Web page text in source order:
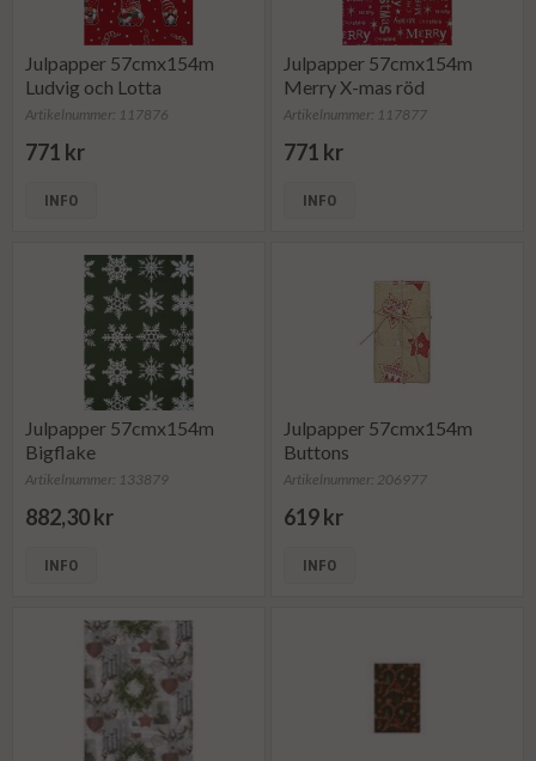
Julpapper 57cmx154m
Ludvig och Lotta
Artikelnummer: 117876
771 kr
INFO
Julpapper 57cmx154m
Merry X-mas röd
Artikelnummer: 117877
771 kr
INFO
Julpapper 57cmx154m
Bigflake
Artikelnummer: 133879
882,30 kr
INFO
Julpapper 57cmx154m
Buttons
Artikelnummer: 206977
619 kr
INFO